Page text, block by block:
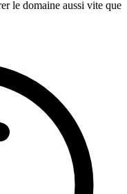
le domaine aussi vite que